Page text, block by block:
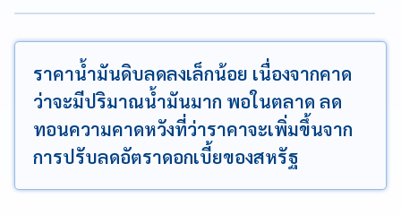
ราคาน้ำมันดิบลดลงเล็กน้อย เนื่องจากคาด
ว่าจะมีปริมาณน้ำมันมาก พอในตลาด ลด
ทอนความคาดหวังที่ว่าราคาจะเพิ่มขึ้นจาก
การปรับลดอัตราดอกเบี้ยของสหรัฐ